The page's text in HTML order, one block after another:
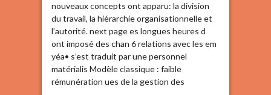
nouveaux concepts ont apparu: la division
du travail, la hiérarchie organisationnelle et
l’autorité. next page es longues heures d
ont imposé des chan 6 relations avec les em
yéa• s’est traduit par une personnel
matérialis Modèle classique : faible
rémunération ues de la gestion des